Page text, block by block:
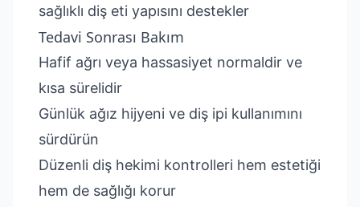
sağlıklı diş eti yapısını destekler
Tedavi Sonrası Bakım
Hafif ağrı veya hassasiyet normaldir ve
kısa sürelidir
Günlük ağız hijyeni ve diş ipi kullanımını
sürdürün
Düzenli diş hekimi kontrolleri hem estetiği
hem de sağlığı korur